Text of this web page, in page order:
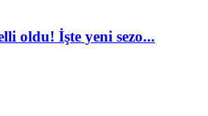
oldu! İşte yeni sezo...